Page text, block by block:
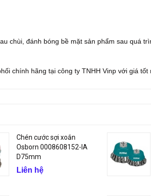
chùi, đánh bóng bề mặt sản phẩm sau quá
chính hãng tại công ty TNHH Vinp với giá tốt
Chén cước sợi xoắn
Osborn 0008608152-IA
D75mm
Liên hệ